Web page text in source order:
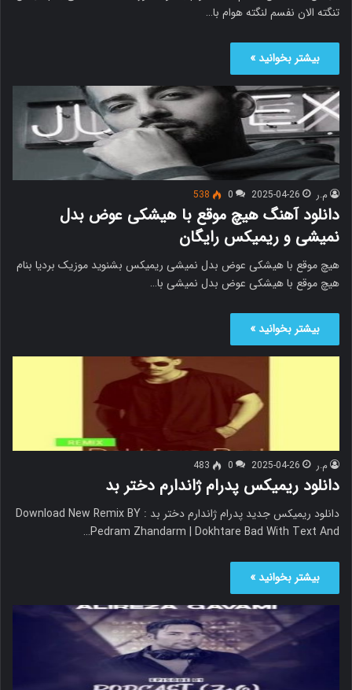
تنگته الان نفسم لنگته هوام با…
بیشتر بخوانید »
م.ر 2025-04-26
0
538
دانلود آهنگ هیچ موقع با هیشکی عوض بدل
نمیشی و ریمیکس رایگان
هیچ موقع با هیشکی عوض بدل نمیشی ریمیکس بشنوید موزیک بردیا بنام
هیچ موقع با هیشکی عوض بدل نمیشی با…
بیشتر بخوانید »
م.ر 2025-04-26
0
483
دانلود ریمیکس پدرام ژاندارم دختر بد
دانلود ریمیکس جدید پدرام ژاندارم دختر بد Download New Remix BY :
Pedram Zhandarm | Dokhtare Bad With Text And…
بیشتر بخوانید »